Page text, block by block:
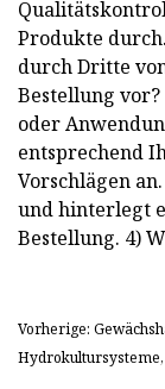
Produkte
durch Dritte
Bestellung
oder
entsprechend
Vorschlägen
und hinterlegt
Bestellung. 4)
Vorherige: